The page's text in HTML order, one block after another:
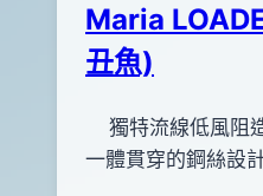
Maria
丑魚)
bc
pro-
2015
年
獨特流線低風阻
一體貫穿的鋼絲設